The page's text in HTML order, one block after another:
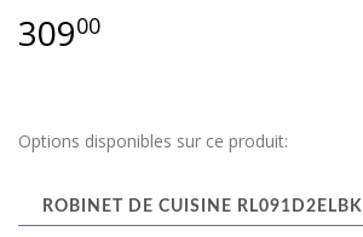
30900
Options disponibles sur ce produit:
ROBINET DE CUISINE RL091D2ELBK